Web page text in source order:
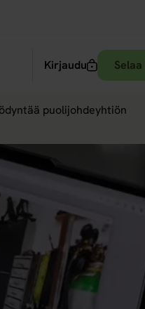
Kirjaudu
puolijohdeyhtiön